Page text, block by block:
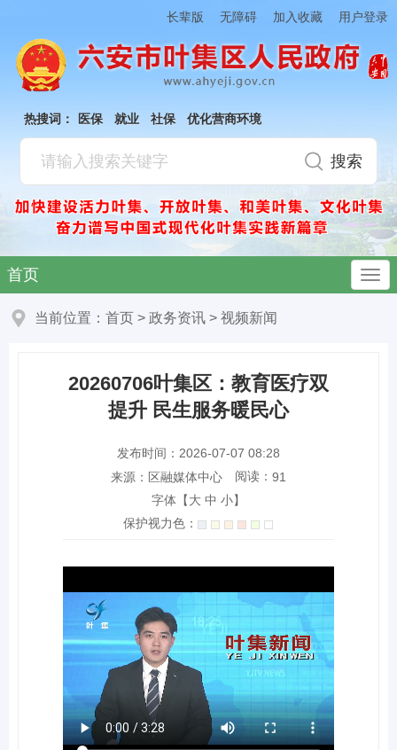
长辈版 无障碍 加入收藏 用户登录
热搜词： 医保 就业 社保 优化营商环境
首页
当前位置： 首页 > 政务资讯 > 视频新闻
20260706叶集区：教育医疗双
提升 民生服务暖民心
发布时间：2026-07-07 08:28
来源：区融媒体中心
阅读： 91
字体【大 中 小】
保护视力色：